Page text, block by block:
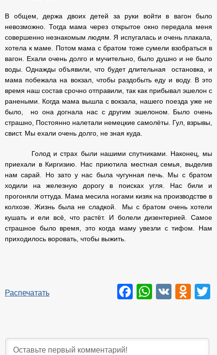
В общем, держа двоих детей за руки войти в вагон было
невозможно. Тогда мама через открытое окно передала меня
совершенно незнакомым людям. Я испугалась и очень плакала,
хотела к маме. Потом мама с братом тоже сумели взобраться в
вагон. Ехали очень долго и мучительно, было душно и не было
воды. Однажды объявили, что будет длительная остановка, и
мама побежала на вокзал, чтобы раздобыть еду и воду. В это
время наш состав срочно отправили, так как прибывал эшелон с
ранеными. Когда мама вышла с вокзала, нашего поезда уже не
было, но она догнала нас с другим эшелоном. Было очень
страшно, Постоянно налетали немецкие самолёты. Гул, взрывы,
свист. Мы ехали очень долго, не зная куда.
Голод и страх были нашими спутниками. Наконец, мы
приехали в Киргизию. Нас приютила местная семья, выделив
нам сарай. Но зато у нас была чугунная печь. Мы с братом
ходили на железную дорогу в поисках угля. Нас били и
прогоняли оттуда. Мама месила ногами кизяк на производстве в
колхозе. Жизнь была не сладкой. Мы с братом очень хотели
кушать и ели всё, что растёт. И болели дизентерией. Самое
страшное было время, это когда маму увезли с тифом. Нам
приходилось воровать, чтобы выжить.
Распечатать Facebook
VK